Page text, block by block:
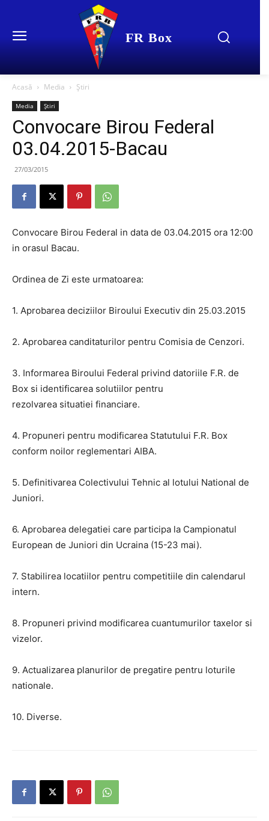
FR Box
Acasă Media Știri
Media Știri
Convocare Birou Federal
03.04.2015-Bacau
27/03/2015
Convocare Birou Federal in data de 03.04.2015 ora 12:00
in orasul Bacau.
Ordinea de Zi este urmatoarea:
1. Aprobarea deciziilor Biroului Executiv din 25.03.2015
2. Aprobarea canditaturilor pentru Comisia de Cenzori.
3. Informarea Biroului Federal privind datoriile F.R. de
Box si identificarea solutiilor pentru
rezolvarea situatiei financiare.
4. Propuneri pentru modificarea Statutului F.R. Box
conform noilor reglementari AIBA.
5. Definitivarea Colectivului Tehnic al lotului National de
Juniori.
6. Aprobarea delegatiei care participa la Campionatul
European de Juniori din Ucraina (15-23 mai).
7. Stabilirea locatiilor pentru competitiile din calendarul
intern.
8. Propuneri privind modificarea cuantumurilor taxelor si
vizelor.
9. Actualizarea planurilor de pregatire pentru loturile
nationale.
10. Diverse.